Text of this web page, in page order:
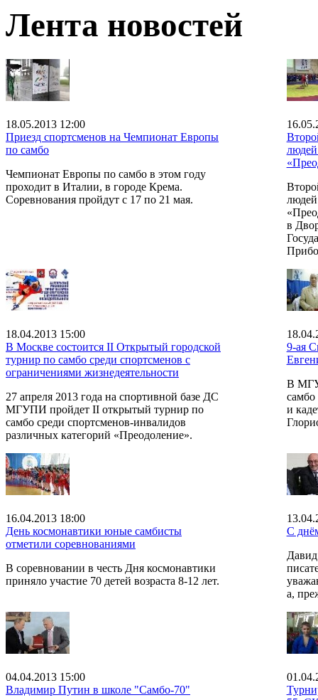
Лента новостей
18.05.2013 12:00
Приезд спортсменов на Чемпионат Европы
по самбо
Чемпионат Европы по самбо в этом году
проходит в Италии, в городе Крема.
Соревнования пройдут с 17 по 21 мая.
людей
людей
в
18.04.2013 15:00
В Москве состоится II Открытый городской
турнир по самбо среди спортсменов с
ограничениями жизнедеятельности
27 апреля 2013 года на спортивной базе ДС
МГУПИ пройдет II открытый турнир по
самбо среди спортсменов-инвалидов
различных категорий «Преодоление».
9-ая
В
самбо
и
16.04.2013 18:00
День космонавтики юные самбисты
отметили соревнованиями
В соревновании в честь Дня космонавтики
приняло участие 70 детей возраста 8-12 лет.
С
Давид
а,
04.04.2013 15:00
Владимир Путин в школе "Самбо-70"